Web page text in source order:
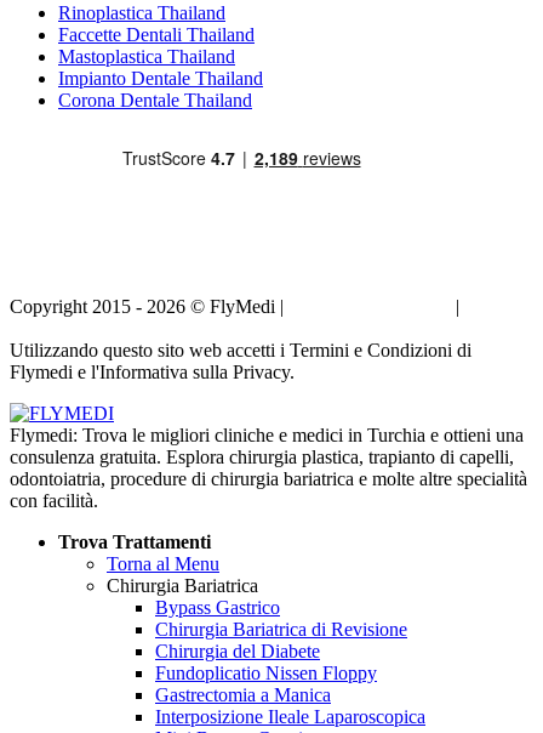
Rinoplastica Thailand
Faccette Dentali Thailand
Mastoplastica Thailand
Impianto Dentale Thailand
Corona Dentale Thailand
Copyright 2015 - 2026 © FlyMedi |
|
Utilizzando questo sito web accetti i Termini e Condizioni di
Flymedi e l'Informativa sulla Privacy.
Flymedi: Trova le migliori cliniche e medici in Turchia e ottieni una
consulenza gratuita. Esplora chirurgia plastica, trapianto di capelli,
odontoiatria, procedure di chirurgia bariatrica e molte altre specialità
con facilità.
Trova Trattamenti
Torna al Menu
Chirurgia Bariatrica
Bypass Gastrico
Chirurgia Bariatrica di Revisione
Chirurgia del Diabete
Fundoplicatio Nissen Floppy
Gastrectomia a Manica
Interposizione Ileale Laparoscopica